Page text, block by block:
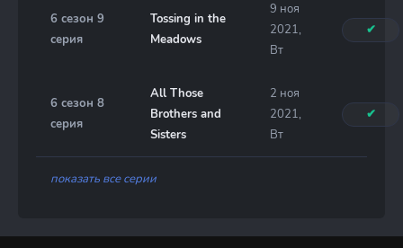
6 сезон 9
серия
Tossing in the
Meadows
9 ноя
2021,
Вт
✔
6 сезон 8
серия
All Those
Brothers and
Sisters
2 ноя
2021,
Вт
✔
показать все серии